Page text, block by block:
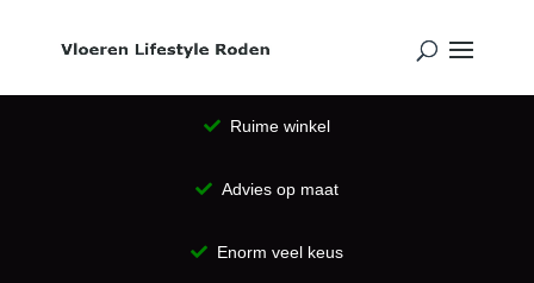
Ruime winkel
Advies op maat
Enorm veel keus